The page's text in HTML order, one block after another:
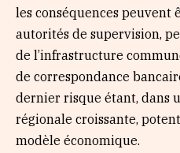
les conséquences peuvent
autorités de supervision,
de l’infrastructure
de correspondance
dernier risque étant, dans
régionale croissante,
modèle économique.